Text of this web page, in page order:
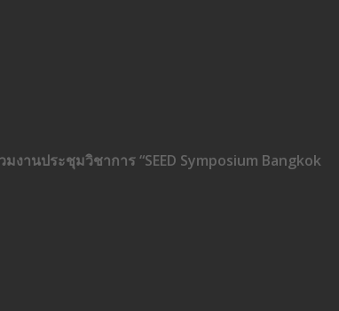
มงานประชุมวิชาการ “SEED Symposium Bangkok